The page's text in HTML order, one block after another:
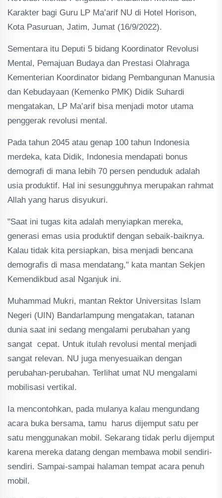
Karakter bagi Guru LP Ma’arif NU di Hotel Horison,
Kota Pasuruan, Jatim, Jumat (16/9/2022).
Sementara itu Deputi 5 bidang Koordinator Revolusi
Mental, Pemajuan Budaya dan Prestasi Olahraga
Kementerian Koordinator bidang Pembangunan Manusia
dan Kebudayaan (Kemenko PMK) Didik Suhardi
mengatakan, LP Ma’arif bisa menjadi motor utama
penggerak revolusi mental.
Pada tahun 2045 atau genap 100 tahun Indonesia
merdeka, kata Didik, Indonesia mendapati bonus
demografi di mana lebih 70 persen penduduk adalah
usia produktif. Hal ini sesungguhnya merupakan rahmat
Allah yang harus disyukuri.
"Saat ini tugas kita adalah menyiapkan mereka,
generasi emas usia produktif dengan sebaik-baiknya.
Kalau tidak kita persiapkan, bisa menjadi bencana
demografis di masa mendatang," kata mantan Sekjen
Kemendikbud asal Nganjuk ini.
Muhammad Mukri, mantan Rektor Universitas Islam
Negeri (UIN) Bandarlampung mengatakan, tatanan
dunia saat ini sedang mengalami perubahan yang
sangat cepat. Untuk itulah revolusi mental menjadi
sangat relevan. NU juga menyesuaikan dengan
perubahan-perubahan. Terlihat umat NU mengalami
mobilisasi vertikal.
Ia mencontohkan, pada mulanya kalau mengundang
acara buka bersama, tamu harus dijemput satu per
satu menggunakan mobil. Sekarang tidak perlu dijemput
karena mereka datang dengan membawa mobil sendiri-
sendiri. Sampai-sampai halaman tempat acara penuh
mobil.